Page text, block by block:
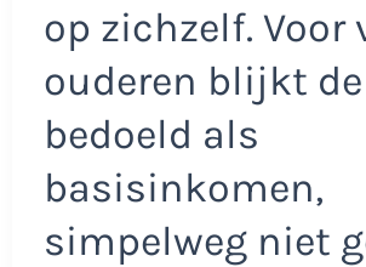
op zichzelf. Voor
ouderen blijkt de
bedoeld als
basisinkomen,
simpelweg niet